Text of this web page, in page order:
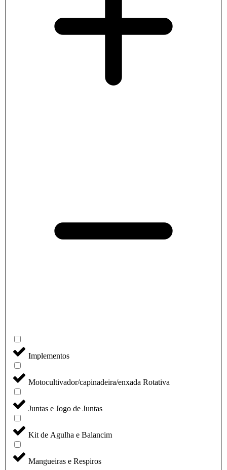
Implementos
Motocultivador/capinadeira/enxada Rotativa
Juntas e Jogo de Juntas
Kit de Agulha e Balancim
Mangueiras e Respiros